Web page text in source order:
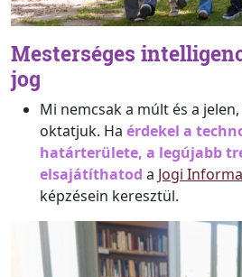
Mesterséges
jog
Mi nemcsak a múlt és a
oktatjuk. Ha érdekel a
határterülete, a legújabb
elsajátíthatod a Jogi
képzésein keresztül.